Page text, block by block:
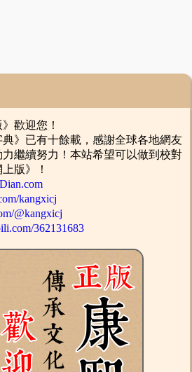
歡迎您！
已有十餘載，感謝全球各地網友
繼續努力！本站希望可以做到校對
版》！
kangxicj
@kangxicj
362131683